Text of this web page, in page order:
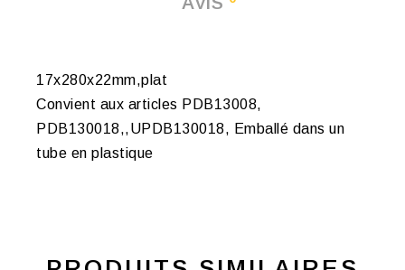
17x280x22mm,plat
Convient aux articles PDB13008,
PDB130018,,UPDB130018, Emballé dans un
tube en plastique